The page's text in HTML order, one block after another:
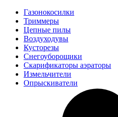
Газонокосилки
Триммеры
Цепные пилы
Воздуходувы
Кусторезы
Снегоуборощики
Скарификаторы аэраторы
Измельчители
Опрыскиватели